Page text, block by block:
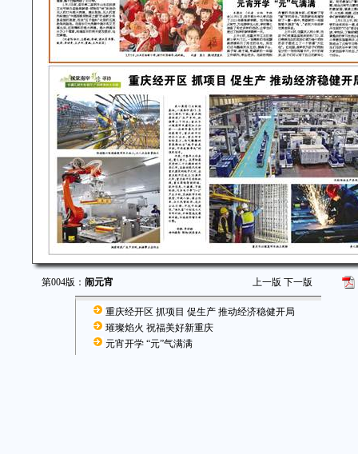
第004版： 闹元宵 上一版 下一版
重庆经开区 抓项目 促生产 推动经济稳健开局
璀璨焰火 祝福美好新重庆
元宵开学 “元”气满满